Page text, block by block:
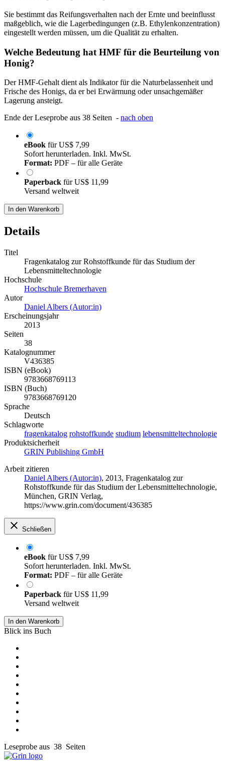
Sie bestimmt das Reifungsverhalten nach der Ernte und beeinflusst
maßgeblich, wie die Lagerbedingungen (z.B. Ethylenkonzentration)
eingestellt werden müssen, um die Qualität zu erhalten.
Welche Bedeutung hat HMF für die Beurteilung von
Honig?
Der HMF-Gehalt dient als Indikator für die Naturbelassenheit und
Frische des Honigs, da er bei Erwärmung oder unsachgemäßer
Lagerung ansteigt.
Ende der Leseprobe aus 38 Seiten - nach oben
eBook fürUS$ 7,99
Sofort herunterladen. Inkl. MwSt.
Format: PDF – für alle Geräte
Paperback fürUS$ 11,99
Versand weltweit
In den Warenkorb
Details
Titel
Fragenkatalog zur Rohstoffkunde für das Studium der
Lebensmitteltechnologie
Hochschule
Hochschule Bremerhaven
Autor
Daniel Albers (Autor:in)
Erscheinungsjahr
2013
Seiten
38
Katalognummer
V436385
ISBN (eBook)
9783668769113
ISBN (Buch)
9783668769120
Sprache
Deutsch
Schlagworte
fragenkatalog rohstoffkunde studium lebensmitteltechnologie
Produktsicherheit
GRIN Publishing GmbH
Arbeit zitieren
Daniel Albers (Autor:in), 2013, Fragenkatalog zur
Rohstoffkunde für das Studium der Lebensmitteltechnologie,
München, GRIN Verlag,
https://www.grin.com/document/436385
Schließen
eBook fürUS$ 7,99
Sofort herunterladen. Inkl. MwSt.
Format: PDF – für alle Geräte
Paperback fürUS$ 11,99
Versand weltweit
In den Warenkorb
Blick ins Buch
Leseprobe aus 38 Seiten